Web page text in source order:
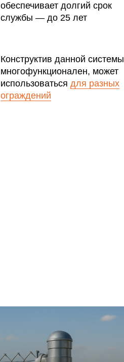
обеспечивает долгий срок
службы — до 25 лет
Конструктив данной системы
многофункционален, может
использоваться для разных
ограждений